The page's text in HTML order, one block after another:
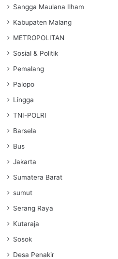
Sangga Maulana Ilham
Kabupaten Malang
METROPOLITAN
Sosial & Politik
Pemalang
Palopo
Lingga
TNI-POLRI
Barsela
Bus
Jakarta
Sumatera Barat
sumut
Serang Raya
Kutaraja
Sosok
Desa Penakir